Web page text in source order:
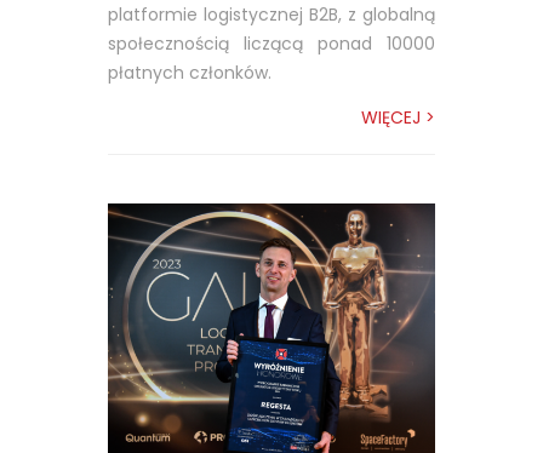
platformie logistycznej B2B, z globalną
społecznością liczącą ponad 10000
płatnych członków.
WIĘCEJ >